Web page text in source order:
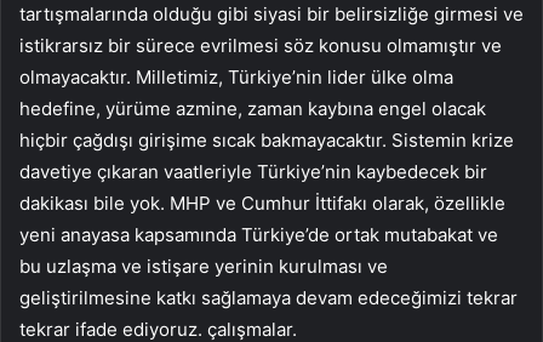
tartışmalarında olduğu gibi siyasi bir belirsizliğe girmesi ve
istikrarsız bir sürece evrilmesi söz konusu olmamıştır ve
olmayacaktır. Milletimiz, Türkiye’nin lider ülke olma
hedefine, yürüme azmine, zaman kaybına engel olacak
hiçbir çağdışı girişime sıcak bakmayacaktır. Sistemin krize
davetiye çıkaran vaatleriyle Türkiye’nin kaybedecek bir
dakikası bile yok. MHP ve Cumhur İttifakı olarak, özellikle
yeni anayasa kapsamında Türkiye’de ortak mutabakat ve
bu uzlaşma ve istişare yerinin kurulması ve
geliştirilmesine katkı sağlamaya devam edeceğimizi tekrar
tekrar ifade ediyoruz. çalışmalar.